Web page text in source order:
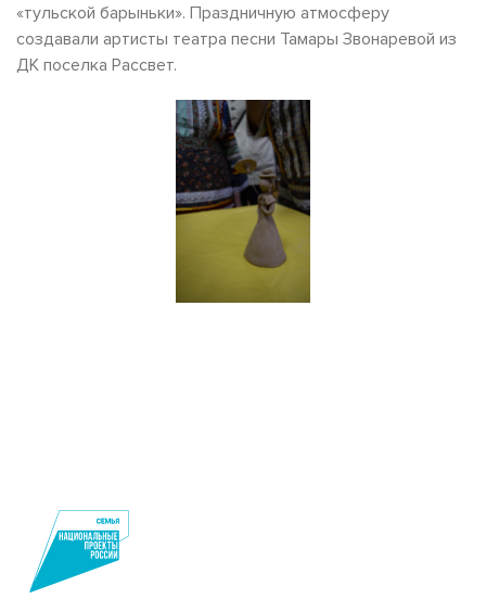
«тульской барыньки». Праздничную атмосферу
создавали артисты театра песни Тамары Звонаревой из
ДК поселка Рассвет.